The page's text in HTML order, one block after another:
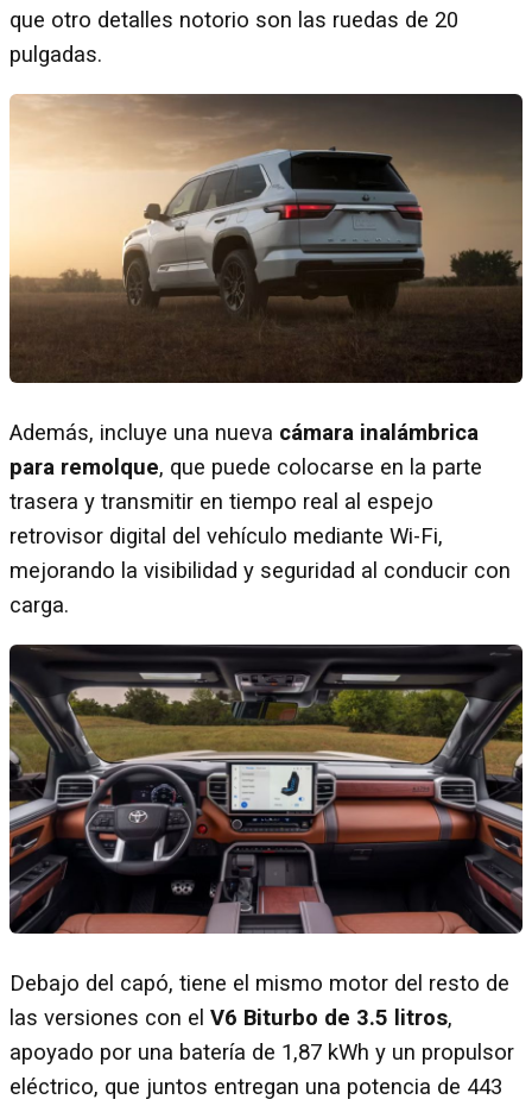
que otro detalles notorio son las ruedas de 20
pulgadas.
Además, incluye una nueva cámara inalámbrica
para remolque, que puede colocarse en la parte
trasera y transmitir en tiempo real al espejo
retrovisor digital del vehículo mediante Wi-Fi,
mejorando la visibilidad y seguridad al conducir con
carga.
Debajo del capó, tiene el mismo motor del resto de
las versiones con el V6 Biturbo de 3.5 litros,
apoyado por una batería de 1,87 kWh y un propulsor
eléctrico, que juntos entregan una potencia de 443